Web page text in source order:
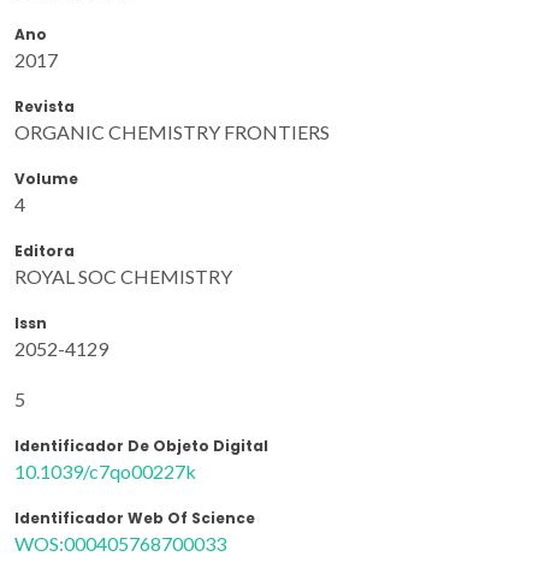
Ano
2017
Revista
ORGANIC CHEMISTRY FRONTIERS
Volume
4
Editora
ROYAL SOC CHEMISTRY
Issn
2052-4129
5
Identificador De Objeto Digital
10.1039/c7qo00227k
Identificador Web Of Science
WOS:000405768700033